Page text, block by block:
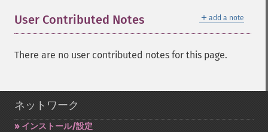
＋ add a note
User Contributed Notes
There are no user contributed notes for this page.
ネットワーク
インストール/設定